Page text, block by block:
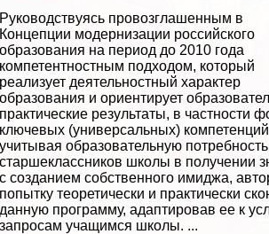
Руководствуясь провозглашенным в
Концепции модернизации российского
образования на период до 2010 года
компетентностным подходом, который
реализует деятельностный хаpaктер
образования и ориентирует
пpaктические результаты, в частности
ключевых (универсальных)
учитывая образовательную потребность
старшеклассников школы в получении
с созданием собственного имиджа,
попытку теоретически и пpaктически
данную программу, адаптировав ее к
запросам учащимся школы. ...